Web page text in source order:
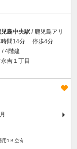
児島中央駅 / 鹿児島アリ
間14分 停歩4分
/ 4階建
吉１丁目
用1Ｋ空有